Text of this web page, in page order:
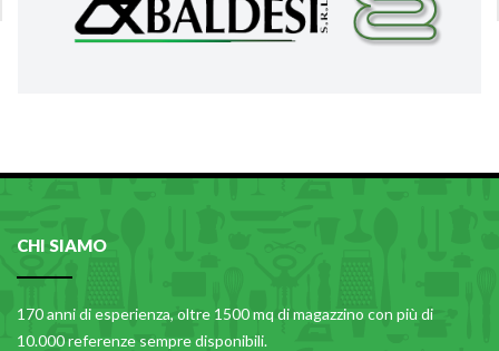
CHI SIAMO
170 anni di esperienza, oltre 1500 mq di magazzino con più di
10.000 referenze sempre disponibili.